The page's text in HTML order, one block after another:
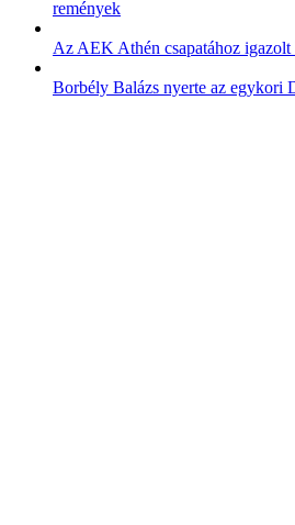
remények
Az AEK Athén csapatához
Borbély Balázs nyerte az egykori